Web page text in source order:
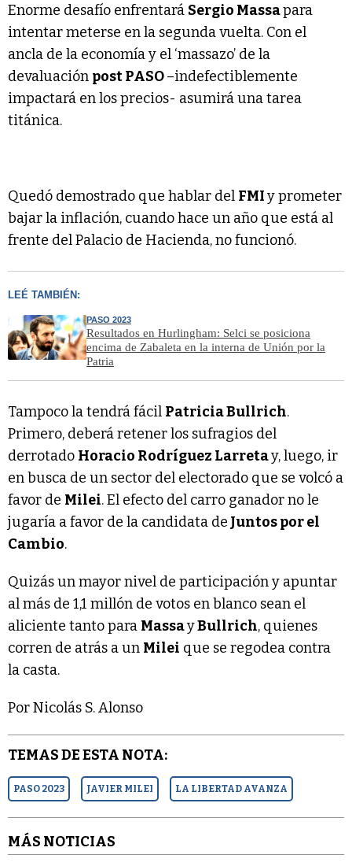
Enorme desafío enfrentará Sergio Massapara
intentar meterse en la segunda vuelta. Con el
ancla de la economía y el ‘massazo’ de la
devaluación post PASO–indefectiblemente
impactará en los precios- asumirá una tarea
titánica.
Quedó demostrado que hablar del FMIy prometer
bajar la inflación, cuando hace un año que está al
frente del Palacio de Hacienda, no funcionó.
LEÉ TAMBIÉN:
PASO 2023
Resultados en Hurlingham: Selci se posiciona
encima de Zabaleta en la interna de Unión por la
Patria
Tampoco la tendrá fácil Patricia Bullrich.
Primero, deberá retener los sufragios del
derrotado Horacio Rodríguez Larretay, luego, ir
en busca de un sector del electorado que se volcó a
favor de Milei. El efecto del carro ganador no le
jugaría a favor de la candidata de Juntos por el
Cambio.
Quizás un mayor nivel de participación y apuntar
al más de 1,1 millón de votos en blanco sean el
aliciente tanto para MassayBullrich, quienes
corren de atrás a un Milei que se regodea contra
la casta.
Por Nicolás S. Alonso
TEMAS DE ESTA NOTA:
PASO 2023 JAVIER MILEI LA LIBERTAD AVANZA
MÁS NOTICIAS